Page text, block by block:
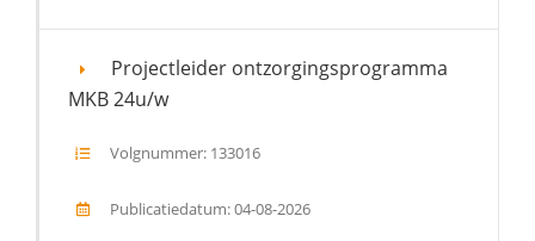
Projectleider ontzorgingsprogramma
MKB 24u/w
Volgnummer: 133016
Publicatiedatum: 04-08-2026